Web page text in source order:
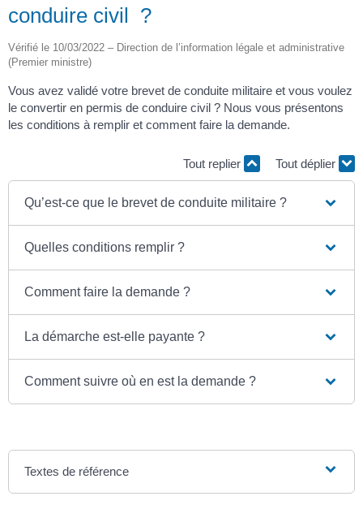
conduire civil ?
Vérifié le 10/03/2022 – Direction de l’information légale et administrative
(Premier ministre)
Vous avez validé votre brevet de conduite militaire et vous voulez
le convertir en permis de conduire civil ? Nous vous présentons
les conditions à remplir et comment faire la demande.
Tout replier Tout déplier
Qu’est-ce que le brevet de conduite militaire ?
Quelles conditions remplir ?
Comment faire la demande ?
La démarche est-elle payante ?
Comment suivre où en est la demande ?
Textes de référence